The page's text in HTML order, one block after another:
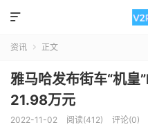

资讯  正文
雅马哈发布街车“机皇
21.98万元
2022-11-02 阅读(412) 评论(0)